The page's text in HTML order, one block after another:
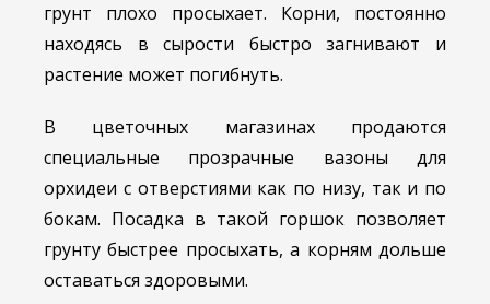
грунт плохо просыхает. Корни, постоянно
находясь в сырости быстро загнивают и
растение может погибнуть.
В цветочных магазинах продаются
специальные прозрачные вазоны для
орхидеи с отверстиями как по низу, так и по
бокам. Посадка в такой горшок позволяет
грунту быстрее просыхать, а корням дольше
оставаться здоровыми.